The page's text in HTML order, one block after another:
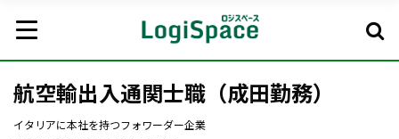
航空輸出入通関士職（成田勤務）
イタリアに本社を持つフォワーダー企業